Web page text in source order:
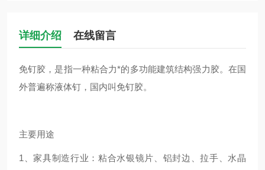
详细介绍 在线留言
免钉胶，是指一种粘合力*的多功能建筑结构强力胶。在国
外普遍称液体钉，国内叫免钉胶。
主要用途
1、家具制造行业：粘合水银镜片、铝封边、拉手、水晶